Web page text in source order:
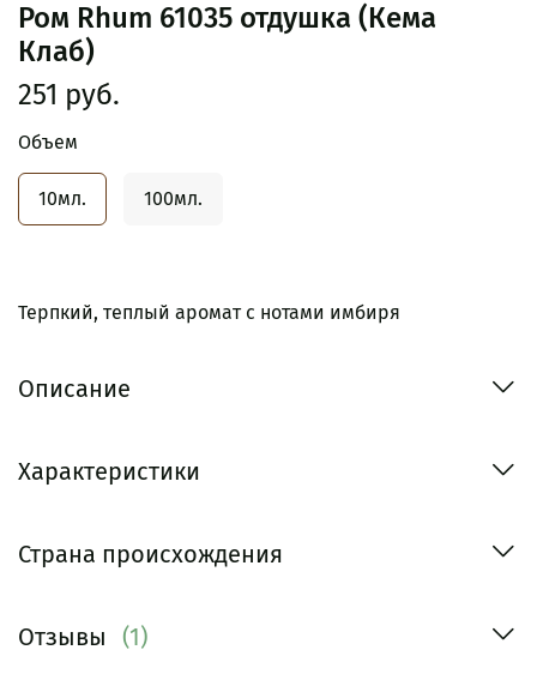
Ром Rhum 61035 отдушка (Кема
Клаб)
251 руб.
Объем
10мл. 100мл.
Терпкий, теплый аромат с нотами имбиря
Описание
Характеристики
Страна происхождения
Отзывы (1)